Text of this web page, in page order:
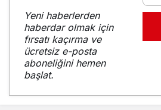
Yeni haberlerden
haberdar olmak için
fırsatı kaçırma ve
ücretsiz e-posta
aboneliğini hemen
başlat.